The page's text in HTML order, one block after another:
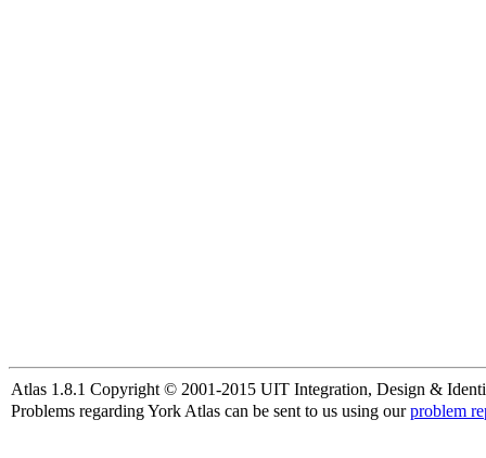
Atlas 1.8.1 Copyright © 2001-2015 UIT Integration, Design &
Problems regarding York Atlas can be sent to us using ourproblem